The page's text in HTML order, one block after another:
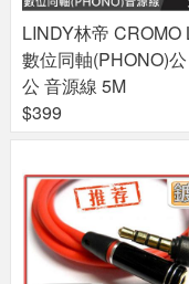
LINDY林帝 CROMO
數位同軸(PHONO)
公 音源線 5M
$399